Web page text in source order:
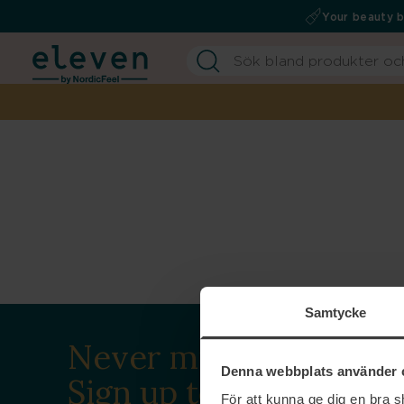
Samtycke
Denna webbplats använder
För att kunna ge dig en bra
Your beauty
Never miss a beat.
Sign up to our